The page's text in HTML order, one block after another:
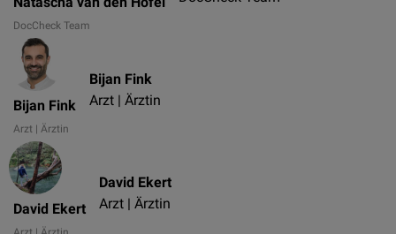
DocCheck Team
Bijan Fink
Arzt | Ärztin
Bijan Fink
Arzt | Ärztin
David Ekert
David Ekert
Arzt | Ärztin